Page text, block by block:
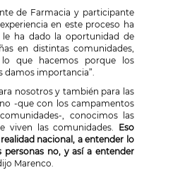
de Farmacia y participante
en este proceso ha
ha dado la oportunidad de
en distintas comunidades,
que hacemos porque los
damos importancia”.
nosotros y también para las
-que con los campamentos
, conocimos las
viven las comunidades. Eso
nacional, a entender lo
no, y así a entender
Marenco.